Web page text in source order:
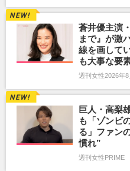
蒼井優主演
まで』が激
線を画して
も大事な要
週刊女性2026年
巨人・高梨
も「ゾンビ
る」ファン
慣れ”
週刊女性PRIME